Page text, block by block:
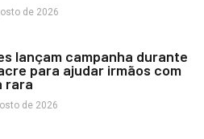
de 2026
lançam campanha durante
para ajudar irmãos com
rara
de 2026